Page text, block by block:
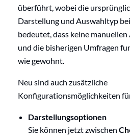
überführt, wobei die
Darstellung und Auswahltyp
bedeutet, dass keine
und die bisherigen Umfragen
wie gewohnt.
Neu sind auch zusätzliche
Konfigurationsmöglichkeiten
Darstellungsoptionen
Sie können jetzt zwischen